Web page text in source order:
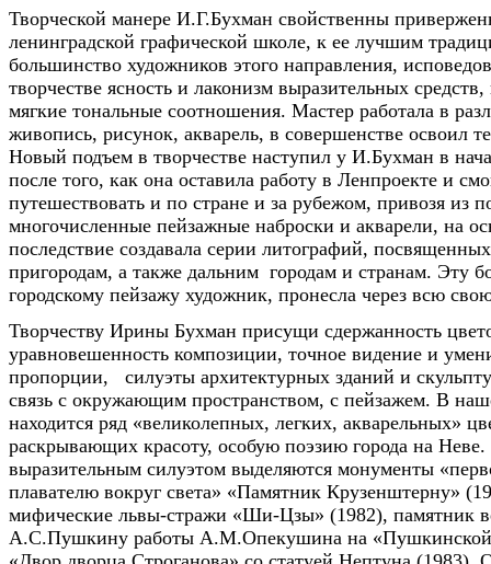
Творческой манере И.Г.Бухман свойственны
ленинградской графической школе, к ее лучшим
большинство художников этого направления,
творчестве ясность и лаконизм выразительных средств,
мягкие тональные соотношения. Мастер работала в
живопись, рисунок, акварель, в совершенстве освоил
Новый подъем в творчестве наступил у И.Бухман в
после того, как она оставила работу в Ленпроекте и
путешествовать и по стране и за рубежом, привозя из
многочисленные пейзажные наброски и акварели, на
последствие создавала серии литографий,
пригородам, а также дальним городам и странам. Эту
городскому пейзажу художник, пронесла через всю
Творчеству Ирины Бухман присущи сдержанность
уравновешенность композиции, точное видение и
пропорции, силуэты архитектурных зданий и
связь с окружающим пространством, с пейзажем. В
находится ряд «великолепных, легких, акварельных»
раскрывающих красоту, особую поэзию города на
выразительным силуэтом выделяются монументы
плавателю вокруг света» «Памятник Крузенштерну»
мифические львы-стражи «Ши-Цзы» (1982), памятник
А.С.Пушкину работы А.М.Опекушина на «Пушкинской